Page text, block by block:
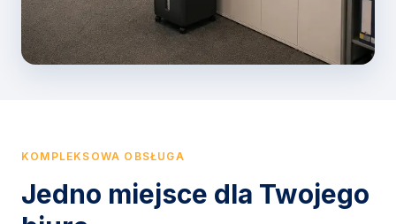
KOMPLEKSOWA OBSŁUGA
Jedno miejsce dla Twojego